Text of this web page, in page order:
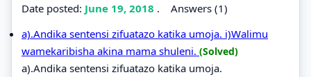
Date posted: June 19, 2018 . Answers (1)
a).Andika sentensi zifuatazo katika umoja. i)Walimu
wamekaribisha akina mama shuleni. (Solved)
a).Andika sentensi zifuatazo katika umoja.